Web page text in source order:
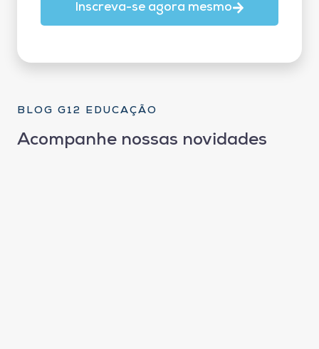
Inscreva-se agora mesmo
BLOG G12 EDUCAÇÃO
Acompanhe nossas novidades